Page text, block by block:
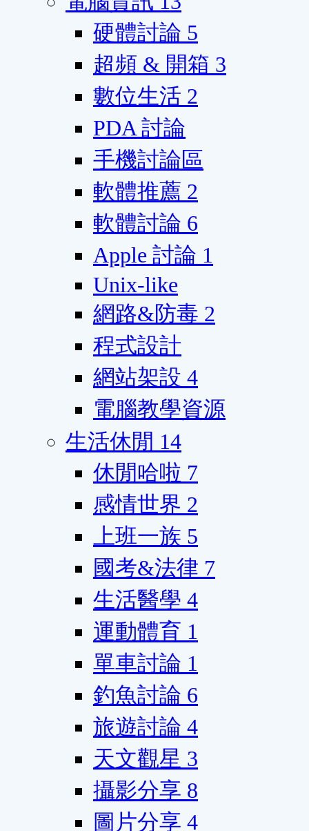
硬體討論 5
超頻 & 開箱 3
數位生活 2
PDA 討論
手機討論區
軟體推薦 2
軟體討論 6
Apple 討論 1
Unix-like
網路&防毒 2
程式設計
網站架設 4
電腦教學資源
生活休閒 14
休閒哈啦 7
感情世界 2
上班一族 5
國考&法律 7
生活醫學 4
運動體育 1
單車討論 1
釣魚討論 6
旅遊討論 4
天文觀星 3
攝影分享 8
圖片分享 4